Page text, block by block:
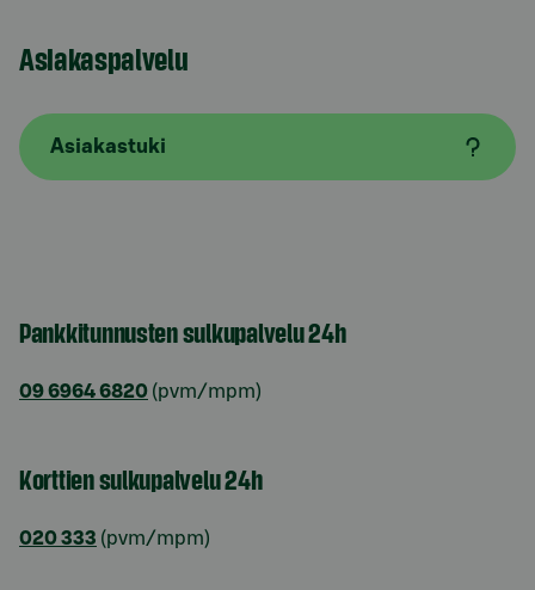
Asiakaspalvelu
Asiakastuki
Pankkitunnusten sulkupalvelu 24h
09 6964 6820 (pvm/mpm)
Korttien sulkupalvelu 24h
020 333 (pvm/mpm)